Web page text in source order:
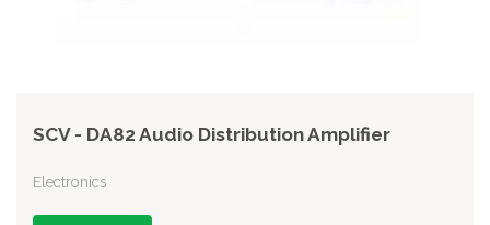
SCV - DA82 Audio Distribution Amplifier
Electronics